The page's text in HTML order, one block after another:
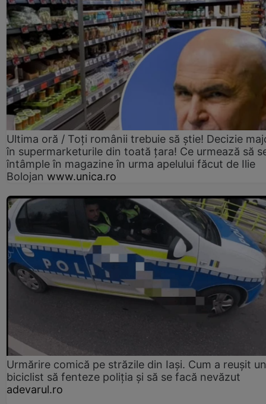
Ultima oră / Toți românii trebuie să știe! Decizie
în supermarketurile din toată țara! Ce urmează să
întâmple în magazine în urma apelului făcut de Ilie
Bolojan www.unica.ro
Urmărire comică pe străzile din Iași. Cum a reușit un
biciclist să fenteze poliția și să se facă nevăzut
adevarul.ro